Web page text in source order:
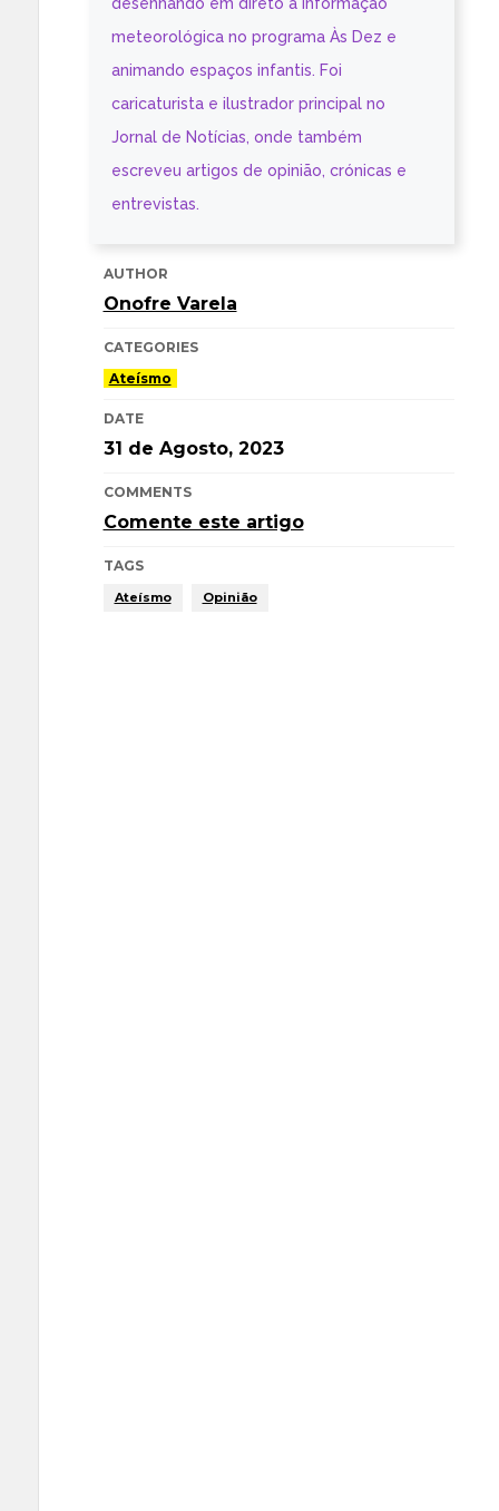
meteorológica no programa Às Dez e
animando espaços infantis. Foi
caricaturista e ilustrador principal no
Jornal de Notícias, onde também
escreveu artigos de opinião, crónicas e
entrevistas.
AUTHOR
Onofre Varela
CATEGORIES
Ateísmo
DATE
31 de Agosto, 2023
COMMENTS
Comente este artigo
TAGS
Ateísmo Opinião